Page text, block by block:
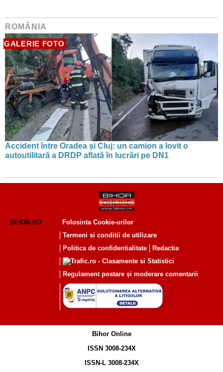
ROMÂNIA
GALERIE FOTO
Accident între Oradea și Cluj: un camion a lovit o
autoutilitară a DRDP aflată în lucrări pe DN1
BIHON.RO
Folosinta Cookie-urilor
Termeni si conditii de utilizare
Politica de confidentialitate
Redactia
Regulament postare și moderare comentarii
Bihor Online
ISSN 3008-234X
ISSN-L 3008-234X